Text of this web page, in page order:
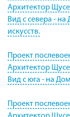
Архитектор
Вид с севера -
искусств.
Проект
Архитектор
Вид с юга - на
Проект